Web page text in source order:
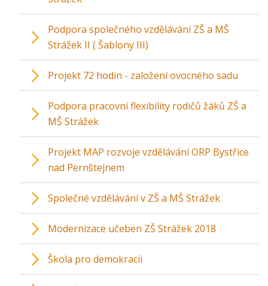
Podpora společného vzdělávání ZŠ a MŠ
Strážek II ( Šablony III)
Projekt 72 hodin - založení ovocného sadu
Podpora pracovní flexibility rodičů žáků ZŠ a
MŠ Strážek
Projekt MAP rozvoje vzdělávání ORP Bystřice
nad Pernštejnem
Společné vzdělávání v ZŠ a MŠ Strážek
Modernizace učeben ZŠ Strážek 2018
Škola pro demokracii